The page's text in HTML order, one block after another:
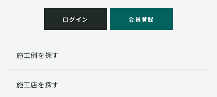
客様には、貴殿の個人情報の利用目的の通知、開示、訂
理・機密保持などによりお客様の個人情報の漏洩防止に
個人情報提出の任意性
ログイン 会員登録
施工例を探す
施工店を探す